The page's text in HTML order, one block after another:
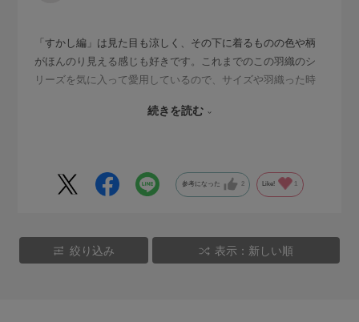
「すかし編」は見た目も涼しく、その下に着るものの色や柄
がほんのり見える感じも好きです。これまでのこの羽織のシ
リーズを気に入って愛用しているので、サイズや羽織った時
な私でも、この羽織はパパッときれいにたためます。網目に
続きを読む
参考になった 2 Like! 1
絞り込み 表示：新しい順